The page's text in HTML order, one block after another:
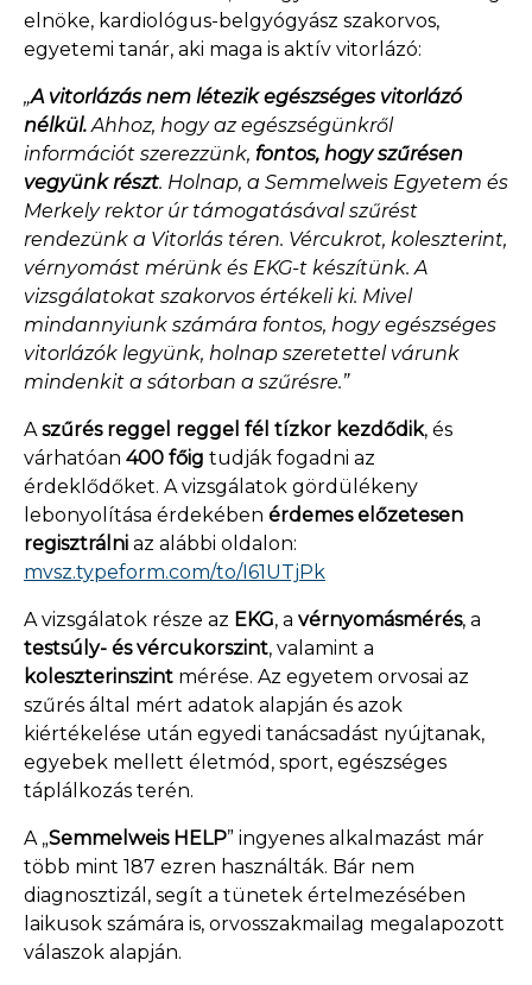
elnöke, kardiológus-belgyógyász szakorvos,
egyetemi tanár, aki maga is aktív vitorlázó:
„A vitorlázás nem létezik egészséges vitorlázó
nélkül.Ahhoz, hogy az egészségünkről
információt szerezzünk, fontos, hogy szűrésen
vegyünk részt. Holnap, a Semmelweis Egyetem és
Merkely rektor úr támogatásával szűrést
rendezünk a Vitorlás téren. Vércukrot, koleszterint,
vérnyomást mérünk és EKG-t készítünk. A
vizsgálatokat szakorvos értékeli ki. Mivel
mindannyiunk számára fontos, hogy egészséges
vitorlázók legyünk, holnap szeretettel várunk
mindenkit a sátorban a szűrésre.”
Aszűrés reggel reggel fél tízkor kezdődik, és
várhatóan 400 főig tudják fogadni az
érdeklődőket. A vizsgálatok gördülékeny
lebonyolítása érdekében érdemes előzetesen
regisztrálni az alábbi oldalon:
mvsz.typeform.com/to/I61UTjPk
A vizsgálatok része az EKG, a vérnyomásmérés, a
testsúly- és vércukorszint, valamint a
koleszterinszint mérése. Az egyetem orvosai az
szűrés által mért adatok alapján és azok
kiértékelése után egyedi tanácsadást nyújtanak,
egyebek mellett életmód, sport, egészséges
táplálkozás terén.
A „Semmelweis HELP” ingyenes alkalmazást már
több mint 187 ezren használták. Bár nem
diagnosztizál, segít a tünetek értelmezésében
laikusok számára is, orvosszakmailag megalapozott
válaszok alapján.